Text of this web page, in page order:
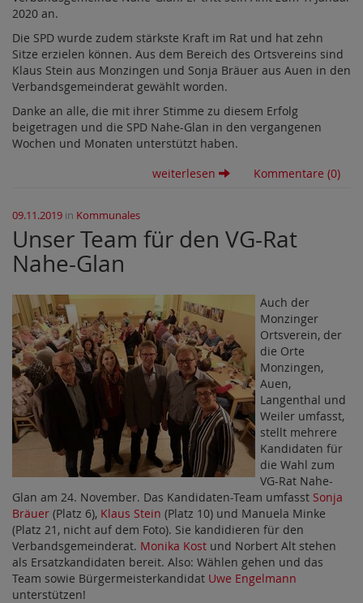
2020 an.
Die SPD wurde zudem stärkste Kraft im Rat und hat zehn
Sitze erzielen können. Aus dem Bereich des Ortsvereins sind
Klaus Stein aus Monzingen und Sonja Bräuer aus Auen in den
Verbandsgemeinderat gewählt worden.
Danke an alle, die mit ihrer Stimme zu diesem Erfolg
beigetragen und die SPD Nahe-Glan in den vergangenen
Wochen und Monaten unterstützt haben.
weiterlesen
Kommentare (0)
09.11.2019 in Kommunales
Unser Team für den VG-Rat
Nahe-Glan
Auch der
Monzinger
Ortsverein, der
die Orte
Monzingen,
Auen,
Langenthal und
Weiler umfasst,
stellt mehrere
Kandidaten für
die Wahl zum
VG-Rat Nahe-
Glan am 24. November. Das Kandidaten-Team umfasst Sonja
Bräuer (Platz 6), Klaus Stein (Platz 10) und Manuela Minke
(Platz 21, nicht auf dem Foto). Sie kandidieren für den
Verbandsgemeinderat. Monika Kost und Norbert Alt stehen
als Ersatzkandidaten bereit. Also: Wählen gehen und das
Team sowie Bürgermeisterkandidat Uwe Engelmann
unterstützen!